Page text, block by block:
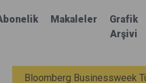
Makaleler
Grafik
Arşivi
Bloomberg Businessweek